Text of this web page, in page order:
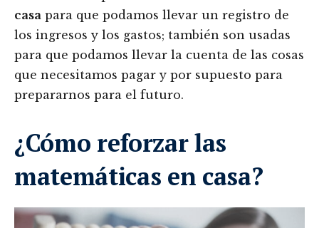
casa para que podamos llevar un registro de
los ingresos y los gastos; también son usadas
para que podamos llevar la cuenta de las cosas
que necesitamos pagar y por supuesto para
prepararnos para el futuro.
¿Cómo reforzar las
matemáticas en casa?